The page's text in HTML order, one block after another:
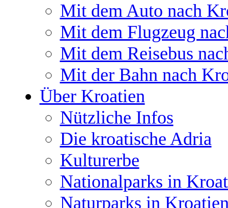
Mit dem Auto nach
Mit dem Flugzeug
Mit dem Reisebus
Mit der Bahn nach
Über Kroatien
Nützliche Infos
Die kroatische Adria
Kulturerbe
Nationalparks in
Naturparks in